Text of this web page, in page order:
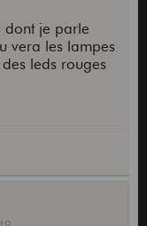
dont je parle
vera les lampes
leds rouges